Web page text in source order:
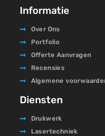
Informatie
Over Ons
Portfolio
Offerte Aanvragen
Recensies
Algemene
Diensten
Drukwerk
Lasertechniek